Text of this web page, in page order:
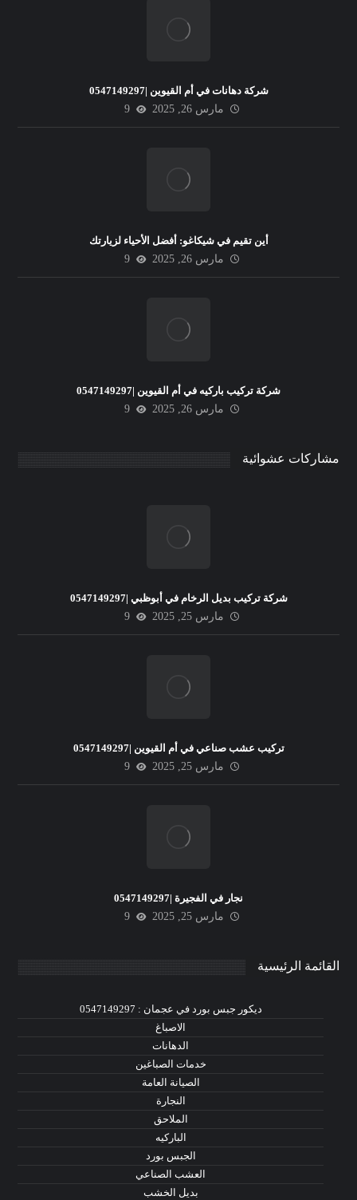
شركة دهانات في أم القيوين |0547149297
مارس 26, 2025
9
أين تقيم في شيكاغو: أفضل الأحياء لزيارتك
مارس 26, 2025
9
شركة تركيب باركيه في أم القيوين |0547149297
مارس 26, 2025
9
مشاركات عشوائية
شركة تركيب بديل الرخام في أبوظبي |0547149297
مارس 25, 2025
9
تركيب عشب صناعي في أم القيوين |0547149297
مارس 25, 2025
9
نجار في الفجيرة |0547149297
مارس 25, 2025
9
القائمة الرئيسية
ديكور جبس بورد في عجمان : 0547149297
الاصباغ
الدهانات
خدمات الصباغين
الصيانة العامة
النجارة
الملاحق
الباركيه
الجبس بورد
العشب الصناعي
بديل الخشب